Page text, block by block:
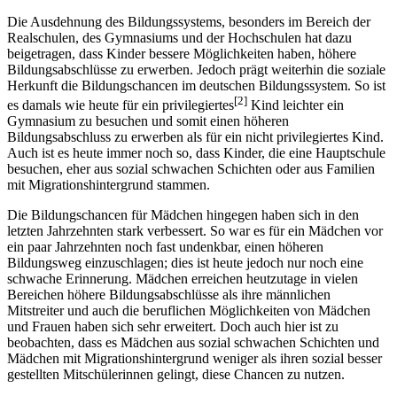
Die Ausdehnung des Bildungssystems, besonders im Bereich der
Realschulen, des Gymnasiums und der Hochschulen hat dazu
beigetragen, dass Kinder bessere Möglichkeiten haben, höhere
Bildungsabschlüsse zu erwerben. Jedoch prägt weiterhin die soziale
Herkunft die Bildungschancen im deutschen Bildungssystem. So ist
es damals wie heute für ein privilegiertes[2] Kind leichter ein
Gymnasium zu besuchen und somit einen höheren
Bildungsabschluss zu erwerben als für ein nicht privilegiertes Kind.
Auch ist es heute immer noch so, dass Kinder, die eine Hauptschule
besuchen, eher aus sozial schwachen Schichten oder aus Familien
mit Migrationshintergrund stammen.
Die Bildungschancen für Mädchen hingegen haben sich in den
letzten Jahrzehnten stark verbessert. So war es für ein Mädchen vor
ein paar Jahrzehnten noch fast undenkbar, einen höheren
Bildungsweg einzuschlagen; dies ist heute jedoch nur noch eine
schwache Erinnerung. Mädchen erreichen heutzutage in vielen
Bereichen höhere Bildungsabschlüsse als ihre männlichen
Mitstreiter und auch die beruflichen Möglichkeiten von Mädchen
und Frauen haben sich sehr erweitert. Doch auch hier ist zu
beobachten, dass es Mädchen aus sozial schwachen Schichten und
Mädchen mit Migrationshintergrund weniger als ihren sozial besser
gestellten Mitschülerinnen gelingt, diese Chancen zu nutzen.